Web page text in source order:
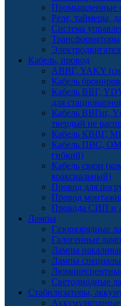
Промышленные
Реле, таймеры,
Система
Трансформаторы
Кабель, провод
АВВГ, YAKY
Кабель
Кабель ВВГ,
для
Кабель ВВГнг,
твердый не
Кабель КВВГ,
Кабель ПВС,
гибкий)
Кабель связи
коаксиальный)
Провод для
Провод
Провода СИП и
Лампы
Газоразрядные
Галогенные
Лампы
Лампы
Светодиодные
Стабилизаторы,